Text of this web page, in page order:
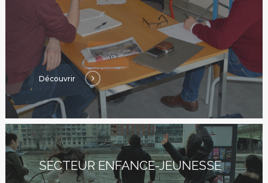
Découvrir
SECTEUR ENFANCE-JEUNESSE